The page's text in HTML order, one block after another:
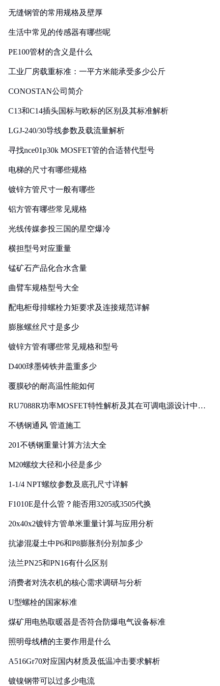
无缝钢管的常用规格及壁厚
生活中常见的传感器有哪些呢
PE100管材的含义是什么
工业厂房载重标准：一平方米能承受多少公斤
CONOSTAN公司简介
C13和C14插头国标与欧标的区别及其标准解析
LGJ-240/30导线参数及载流量解析
寻找nce01p30k MOSFET管的合适替代型号
电梯的尺寸有哪些规格
镀锌方管尺寸一般有哪些
铝方管有哪些常见规格
光线传媒参投三国的星空爆冷
横担型号对应重量
锰矿石产品化合水含量
曲臂车规格型号大全
配电柜母排螺栓力矩要求及连接规范详解
膨胀螺丝尺寸是多少
镀锌方管有哪些常见规格和型号
D400球墨铸铁井盖重多少
覆膜砂的耐高温性能如何
RU7088R功率MOSFET特性解析及其在可调电源设计中的
不锈钢通风 管道施工
201不锈钢重量计算方法大全
M20螺纹大径和小径是多少
1-1/4 NPT螺纹参数及底孔尺寸详解
F1010E是什么管？能否用3205或3505代换
20x40x2镀锌方管单米重量计算与应用分析
抗渗混凝土中P6和P8膨胀剂分别加多少
法兰PN25和PN16有什么区别
消费者对洗衣机的核心需求调研与分析
U型螺栓的国家标准
煤矿用电热取暖器是否符合防爆电气设备标准
照明母线槽的主要作用是什么
A516Gr70对应国内材质及低温冲击要求解析
镀镍钢带可以过多少电流